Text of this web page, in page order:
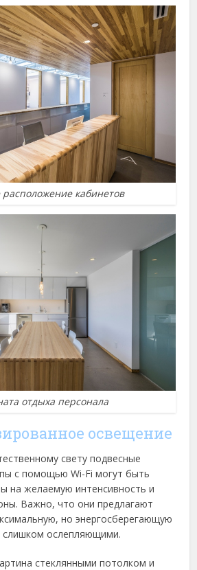
расположение кабинетов
отдыха персонала
освещение
свету подвесные
с помощью Wi-Fi могут быть
на желаемую интенсивность и
Важно, что они предлагают
но энергосберегающую
слишком ослепляющими.
стеклянными потолком и